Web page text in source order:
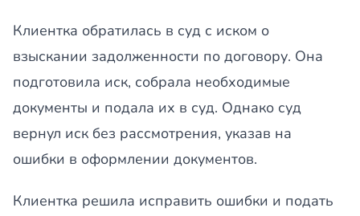
Клиентка обратилась в суд с иском о
взыскании задолженности по договору. Она
подготовила иск, собрала необходимые
документы и подала их в суд. Однако суд
вернул иск без рассмотрения, указав на
ошибки в оформлении документов.
Клиентка решила исправить ошибки и подать